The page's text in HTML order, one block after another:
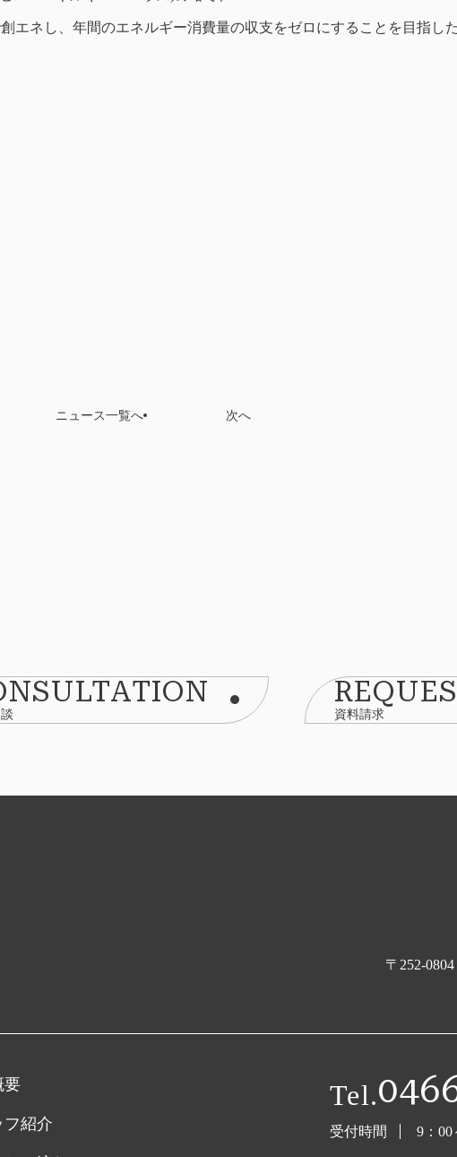
エネし、年間のエネルギー消費量の収支をゼロにすることを目指した
ニュース一覧へ 次へ
資料請求
〒252-
要
フ紹介
Tel.
受付時間 9：00